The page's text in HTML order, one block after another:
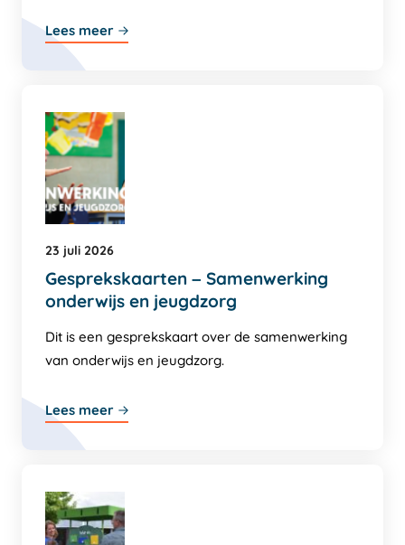
Lees meer
23 juli 2026
Gesprekskaarten – Samenwerking
onderwijs en jeugdzorg
Dit is een gesprekskaart over de samenwerking
van onderwijs en jeugdzorg.
Lees meer